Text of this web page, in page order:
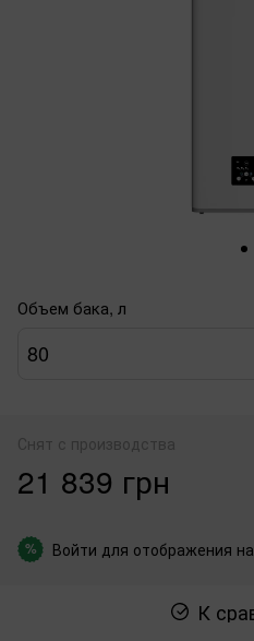
Объем бака, л
80
Снят с производства
21 839 грн
% Войти для отображения
К